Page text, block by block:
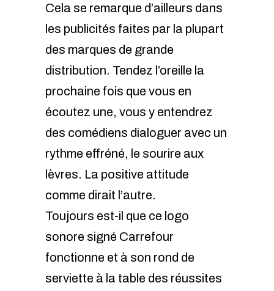
Cela se remarque d’ailleurs dans
les publicités faites par la plupart
des marques de grande
distribution. Tendez l’oreille la
prochaine fois que vous en
écoutez une, vous y entendrez
des comédiens dialoguer avec un
rythme effréné, le sourire aux
lèvres. La positive attitude
comme dirait l’autre.
Toujours est-il que ce logo
sonore signé Carrefour
fonctionne et à son rond de
serviette à la table des réussites